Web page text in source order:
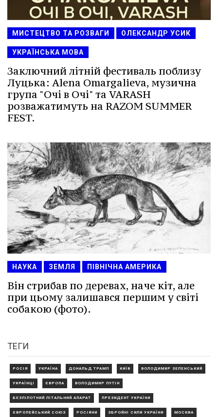
МИСТЕЦТВО ТА РОЗВАГИ ОЛЕКСАНДР УСИК
УКРАЇНСЬКА МОВА
Заключний літній фестиваль поблизу
Луцька: Alena Omargalieva, музична
група "Очі в Очі" та VARASH
розважатимуть на RAZOM SUMMER
FEST.
НАУКА ЗЕМЛЯ ПІВНІЧНА АМЕРИКА
Він стрибав по деревах, наче кіт, але
при цьому залишався першим у світі
собакою (фото).
ТЕГИ
РОСІЯ УКРАЇНА ДОНАЛЬД ТРАМП КИЇВ ВОЛОДИМИР ЗЕЛЕНСЬКИЙ
УКРАЇНЦІ ЄВРОПА ВОЛОДИМИР ПУТІН
БЕЗПІЛОТНИЙ ЛІТАЛЬНИЙ АПАРАТ ПРЕЗИДЕНТ УКРАЇНИ
ЄВРОПЕЙСЬКИЙ СОЮЗ РОСІЯНИ ЗБРОЙНІ СИЛИ УКРАЇНИ МОСКВА